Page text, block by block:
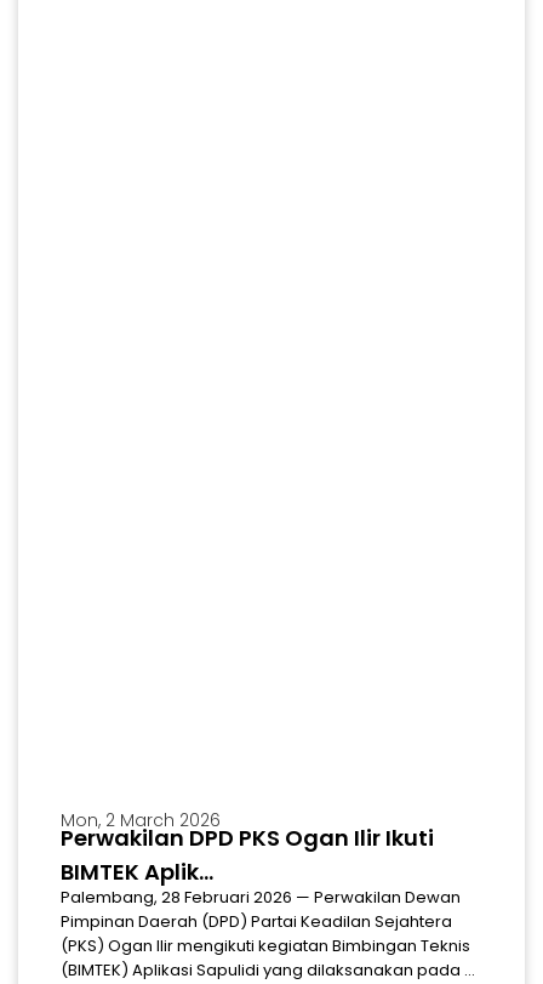
Mon, 2 March 2026
Perwakilan DPD PKS Ogan Ilir Ikuti
BIMTEK Aplik...
Palembang, 28 Februari 2026 — Perwakilan Dewan
Pimpinan Daerah (DPD) Partai Keadilan Sejahtera
(PKS) Ogan Ilir mengikuti kegiatan Bimbingan Teknis
(BIMTEK) Aplikasi Sapulidi yang dilaksanakan pada ...